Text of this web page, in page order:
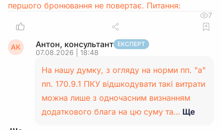
першого бронювання не повертає. Питання:
7
АК Антон, консультант ЕКСПЕРТ
07.08.2026 | 18:48
На нашу думку, з огляду на норми пп. "а"
пп. 170.9.1 ПКУ відшкодувати такі витрати
можна лише з одночасним визнанням
додаткового блага на цю суму та… Ще